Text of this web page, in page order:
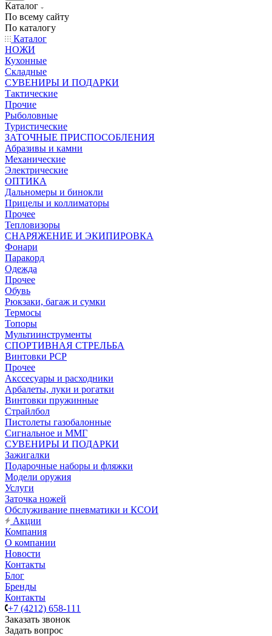
Каталог
По всему сайту
По каталогу
Каталог
НОЖИ
Кухонные
Складные
СУВЕНИРЫ И ПОДАРКИ
Тактические
Прочие
Рыболовные
Туристические
ЗАТОЧНЫЕ ПРИСПОСОБЛЕНИЯ
Абразивы и камни
Механические
Электрические
ОПТИКА
Дальномеры и бинокли
Прицелы и коллиматоры
Прочее
Тепловизоры
СНАРЯЖЕНИЕ И ЭКИПИРОВКА
Фонари
Паракорд
Одежда
Прочее
Обувь
Рюкзаки, багаж и сумки
Термосы
Топоры
Мультиинструменты
СПОРТИВНАЯ СТРЕЛЬБА
Винтовки PCP
Прочее
Акссесуары и расходники
Арбалеты, луки и рогатки
Винтовки пружинные
Страйлбол
Пистолеты газобалонные
Сигнальное и ММГ
СУВЕНИРЫ И ПОДАРКИ
Зажигалки
Подарочные наборы и фляжки
Модели оружия
Услуги
Заточка ножей
Обслуживание пневматики и КСОИ
Акции
Компания
О компании
Новости
Контакты
Блог
Бренды
Контакты
+7 (4212) 658-111
Заказать звонок
Задать вопрос